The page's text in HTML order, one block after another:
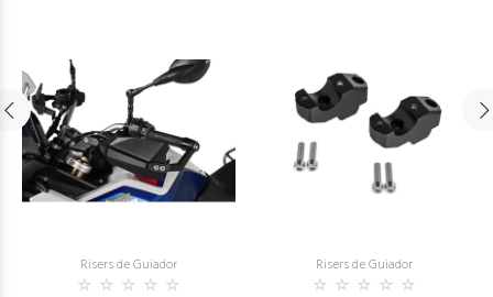
Risers de Guiador Risers de Guiador